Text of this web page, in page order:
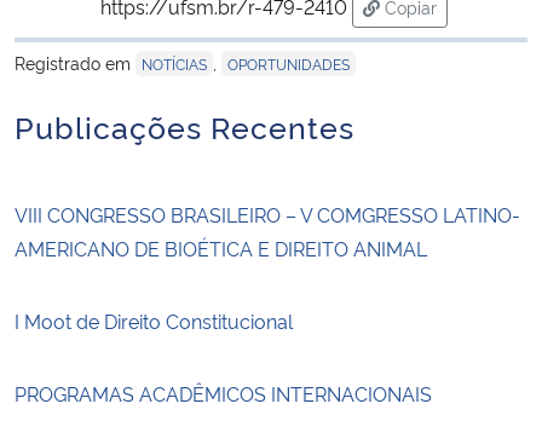
Ministério do Meio Ambiente
https://ufsm.br/r-479-2410
Copiar
para área de
Registrado em
NOTÍCIAS OPORTUNIDADES
Publicações Recentes
VIII CONGRESSO BRASILEIRO – V COMGRESSO LATINO-
AMERICANO DE BIOÉTICA E DIREITO ANIMAL
I Moot de Direito Constitucional
PROGRAMAS ACADÊMICOS INTERNACIONAIS